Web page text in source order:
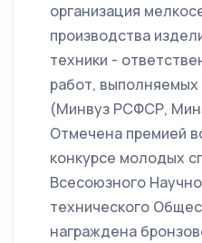
организация
производства
техники -
работ, выполняемых
(Минвуз РСФСР,
Отмечена премией
конкурсе молодых
Всесоюзного
технического
награждена